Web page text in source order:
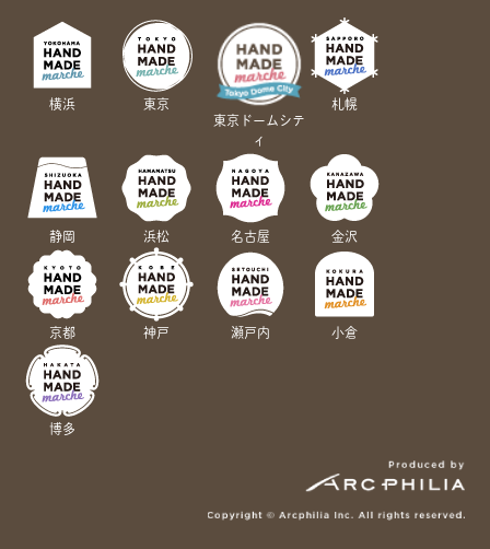
横浜
東京
東京ドームシテ
ィ
札幌
静岡 浜松 名古屋 金沢
京都 神戸 瀬戸内 小倉
博多